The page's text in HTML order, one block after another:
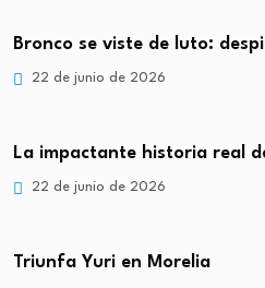
Bronco se viste de luto:
22 de junio de 2026
La impactante historia real
22 de junio de 2026
Triunfa Yuri en Morelia